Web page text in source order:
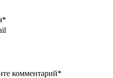
комментарий*